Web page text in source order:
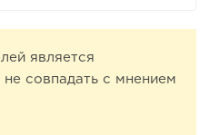
является
совпадать с мнением